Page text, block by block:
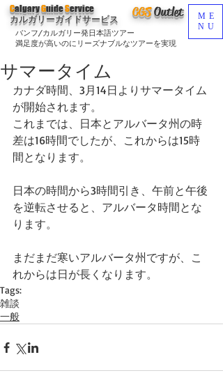
CGSOutlet
バンフ/カルガリー発日本語ツアー
満足度が高いのにリーズナブルなツアーを実現
CalgaryGuideService
カルガリーガイドサービス
ME
NU
サマータイム
カナダ時間、3月14日よりサマータイム
が開始されます。
これまでは、日本とアルバータ州の時
差は16時間でしたが、これからは15時
間となります。
日本の時間から3時間引き、午前と午後
を逆転させると、アルバータ時間とな
ります。
まだまだ寒いアルバータ州ですが、こ
れからは日が長くなります。
Tags:
雑談
一般